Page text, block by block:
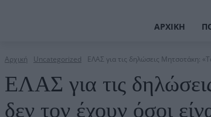
ΑΡΧΙΚΉ
Αρχική Uncategorized ΕΛΑΣ για τις δηλώσεις Μητσοτάκη:
ΕΛΑΣ για τις
δεν τον έχουν όσοι